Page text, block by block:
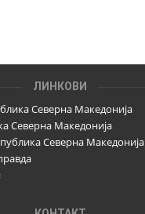
ЛИНКОВИ
Северна Македонија
Северна Македонија
Северна Македонија